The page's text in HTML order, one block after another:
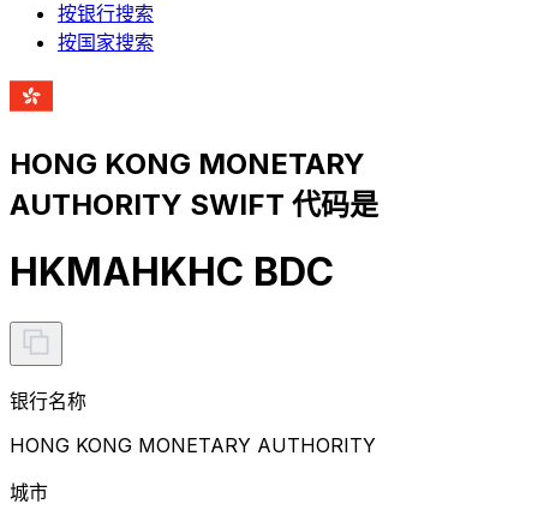
按银行搜索
按国家搜索
HONG KONG MONETARY
AUTHORITY SWIFT 代码是
HKMAHKHC BDC
银行名称
HONG KONG MONETARY AUTHORITY
城市